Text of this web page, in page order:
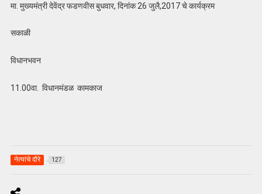
मा. मुख्यमंत्री देवेंद्र फडणवीस बुधवार, दिनांक 26 जुलै,2017 चे कार्यक्रम
सकाळी
विधानभवन
11.00वा. विधानमंडळ कामकाज
नेत्यांचे दौरे 127